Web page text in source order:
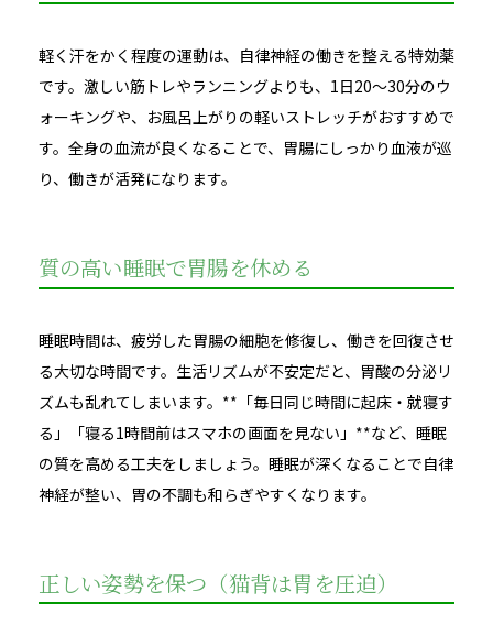
軽く汗をかく程度の運動は、自律神経の働きを整える特効薬
です。激しい筋トレやランニングよりも、1日20〜30分のウ
ォーキングや、お風呂上がりの軽いストレッチがおすすめで
す。全身の血流が良くなることで、胃腸にしっかり血液が巡
り、働きが活発になります。
質の高い睡眠で胃腸を休める
睡眠時間は、疲労した胃腸の細胞を修復し、働きを回復させ
る大切な時間です。生活リズムが不安定だと、胃酸の分泌リ
ズムも乱れてしまいます。**「毎日同じ時間に起床・就寝す
る」「寝る1時間前はスマホの画面を見ない」**など、睡眠
の質を高める工夫をしましょう。睡眠が深くなることで自律
神経が整い、胃の不調も和らぎやすくなります。
正しい姿勢を保つ（猫背は胃を圧迫）